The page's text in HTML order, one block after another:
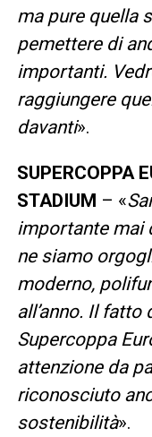
ma pure quella
pemettere di
importanti.
raggiungere
davanti».
SUPERCOPPA
STADIUM – «
importante mai
ne siamo
moderno,
all’anno. Il
Supercoppa
attenzione da
riconosciuto
sostenibilità».